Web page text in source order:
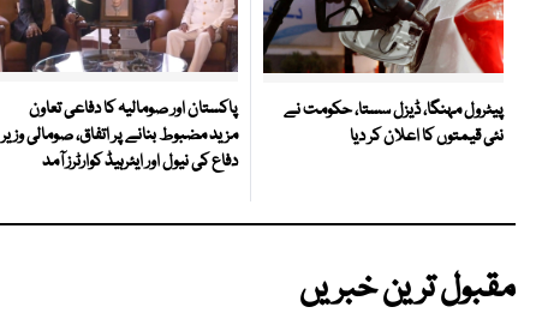
پیٹرول مہنگا، ڈیزل سستا، حکومت نے
نئی قیمتوں کا اعلان کر دیا
پاکستان اور صومالیہ کا دفاعی تعاون
مزید مضبوط بنانے پر اتفاق، صومالی وزیر
دفاع کی نیول اور ایئرہیڈ کوارٹرز آمد
مقبول ترین خبریں